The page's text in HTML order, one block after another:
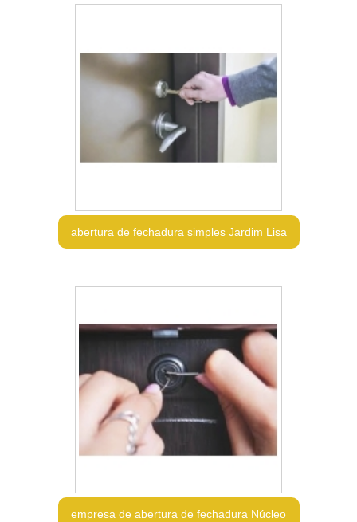
abertura de fechadura simples Jardim Lisa
empresa de abertura de fechadura Núcleo